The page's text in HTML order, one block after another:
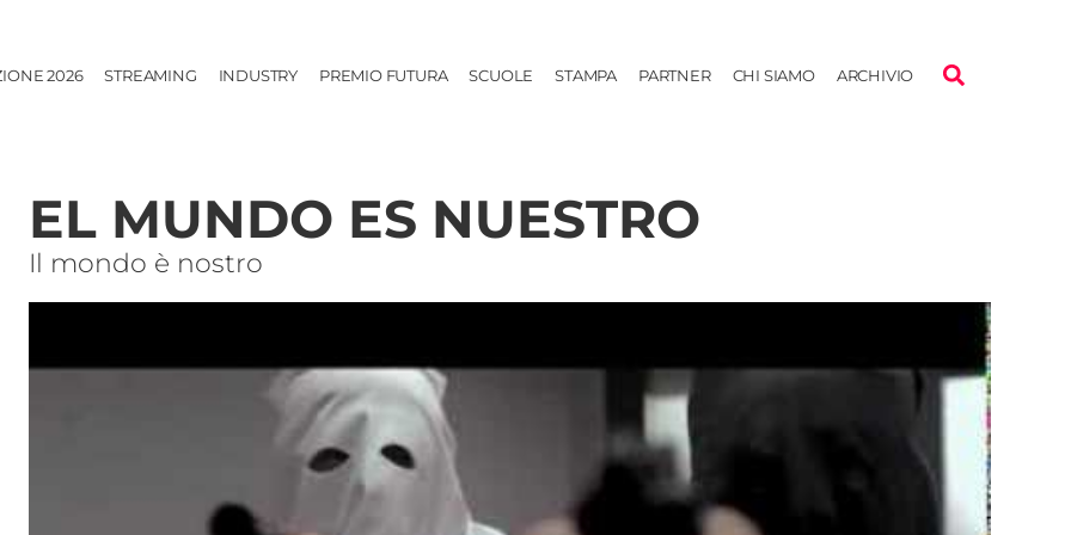
2026 STREAMING INDUSTRY PREMIO FUTURA SCUOLE STAMPA PARTNER CHI SIAMO ARCHIVIO
EL MUNDO ES NUESTRO
Il mondo è nostro